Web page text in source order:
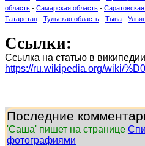
область - Самарская область -
Татарстан - Тульская область - Тыва -
-
Ссылки:
Ссылка на статью в
https://ru.wikipedia.org/wiki/
Последние
'Саша' пишет на странице
фотографиями